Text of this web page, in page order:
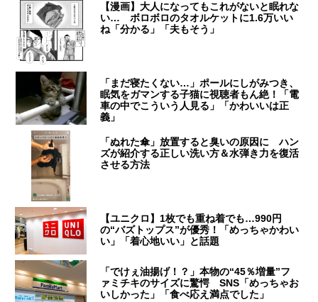
【漫画】大人になってもこれがないと眠れな
い… ボロボロのタオルケットに1.6万いい
ね「分かる」「夫もそう」
「まだ寝たくない…」ポールにしがみつき、
眠気をガマンする子猫に視聴者もん絶！「電
車の中でこういう人見る」「かわいいは正
義」
「ぬれた傘」放置すると臭いの原因に ハン
ズが紹介する正しい洗い方＆水弾き力を復活
させる方法
【ユニクロ】1枚でも重ね着でも…990円
の“バズトップス”が優秀！「めっちゃかわい
い」「着心地いい」と話題
「でけぇ油揚げ！？」本物の“45％増量”フ
ァミチキのサイズに驚愕 SNS「めっちゃお
いしかった」「食べ応え満点でした」